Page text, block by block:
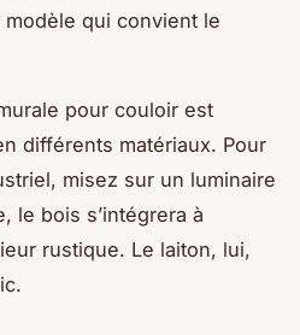
qui convient le
pour couloir est
différents matériaux. Pour
misez sur un luminaire
le bois s’intégrera à
rustique. Le laiton, lui,